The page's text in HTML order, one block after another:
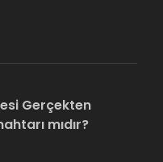
Gerçekten
mıdır?